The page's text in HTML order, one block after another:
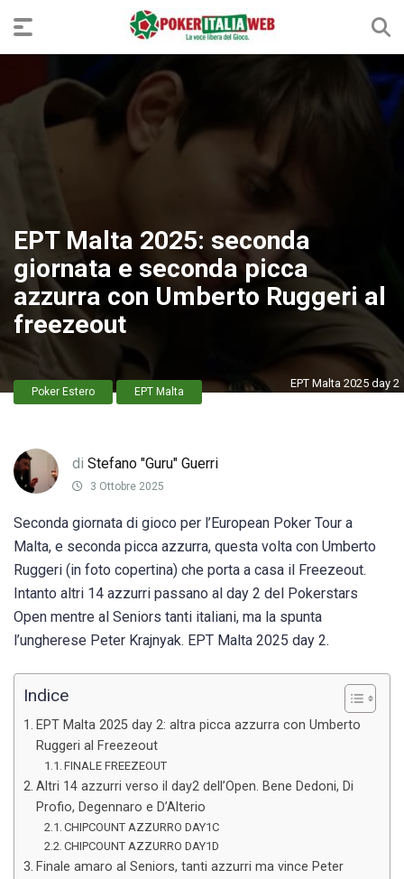
EPT Malta 2025: seconda
giornata e seconda picca
azzurra con Umberto Ruggeri al
freezeout
EPT Malta 2025 day 2
Poker Estero EPT Malta
di Stefano "Guru" Guerri
3 Ottobre 2025
Seconda giornata di gioco per l’European Poker Tour a
Malta, e seconda picca azzurra, questa volta con Umberto
Ruggeri (in foto copertina) che porta a casa il Freezeout.
Intanto altri 14 azzurri passano al day 2 del Pokerstars
Open mentre al Seniors tanti italiani, ma la spunta
l’ungherese Peter Krajnyak. EPT Malta 2025 day 2.
Indice
EPT Malta 2025 day 2: altra picca azzurra con Umberto
Ruggeri al Freezeout
FINALE FREEZEOUT
Altri 14 azzurri verso il day2 dell’Open. Bene Dedoni, Di
Profio, Degennaro e D’Alterio
CHIPCOUNT AZZURRO DAY1C
CHIPCOUNT AZZURRO DAY1D
Finale amaro al Seniors, tanti azzurri ma vince Peter